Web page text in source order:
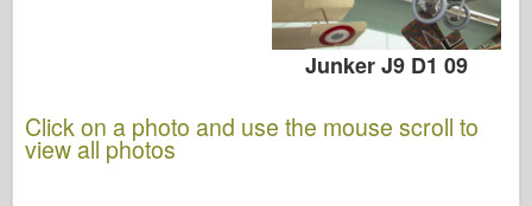
Junker J9 D1 09
Click on a photo and use the mouse scroll to
view all photos